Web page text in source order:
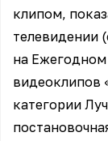
клипом,
телевидении
на
видеоклипов
категории